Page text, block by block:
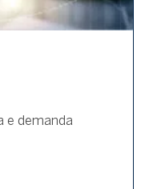
e demanda